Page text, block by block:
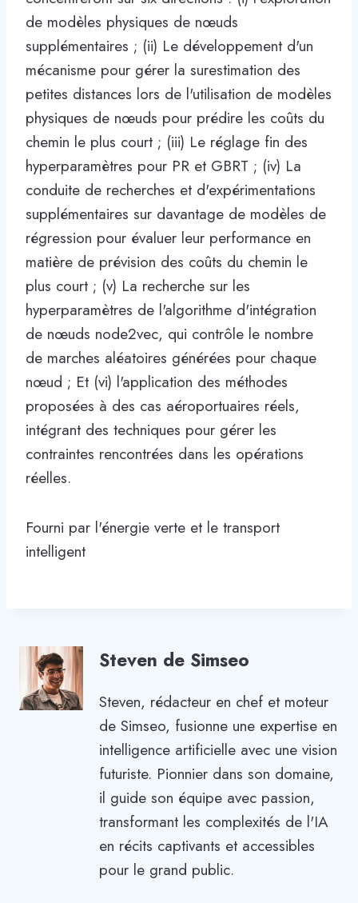
de modèles physiques de nœuds
supplémentaires ; (ii) Le développement d'un
mécanisme pour gérer la surestimation des
petites distances lors de l'utilisation de modèles
physiques de nœuds pour prédire les coûts du
chemin le plus court ; (iii) Le réglage fin des
hyperparamètres pour PR et GBRT ; (iv) La
conduite de recherches et d'expérimentations
supplémentaires sur davantage de modèles de
régression pour évaluer leur performance en
matière de prévision des coûts du chemin le
plus court ; (v) La recherche sur les
hyperparamètres de l'algorithme d'intégration
de nœuds node2vec, qui contrôle le nombre
de marches aléatoires générées pour chaque
nœud ; Et (vi) l'application des méthodes
proposées à des cas aéroportuaires réels,
intégrant des techniques pour gérer les
contraintes rencontrées dans les opérations
réelles.
Fourni par l'énergie verte et le transport
intelligent
Steven de Simseo
Steven, rédacteur en chef et moteur
de Simseo, fusionne une expertise en
intelligence artificielle avec une vision
futuriste. Pionnier dans son domaine,
il guide son équipe avec passion,
transformant les complexités de l'IA
en récits captivants et accessibles
pour le grand public.